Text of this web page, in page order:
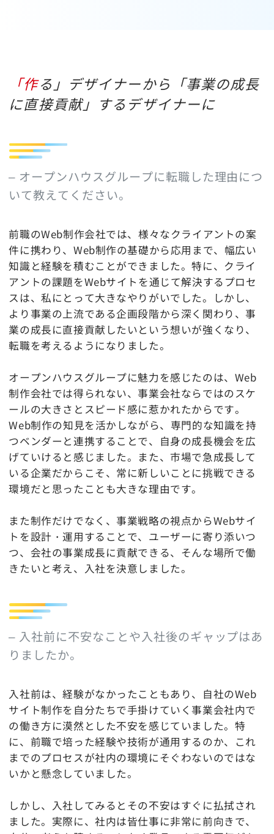
「作る」デザイナーから「事業の成長
に直接貢献」するデザイナーに
– オープンハウスグループに転職した理由につ
いて教えてください。
前職のWeb制作会社では、様々なクライアントの案
件に携わり、Web制作の基礎から応用まで、幅広い
知識と経験を積むことができました。特に、クライ
アントの課題をWebサイトを通じて解決するプロセ
スは、私にとって大きなやりがいでした。しかし、
より事業の上流である企画段階から深く関わり、事
業の成長に直接貢献したいという想いが強くなり、
転職を考えるようになりました。
オープンハウスグループに魅力を感じたのは、Web
制作会社では得られない、事業会社ならではのスケ
ールの大きさとスピード感に惹かれたからです。
Web制作の知見を活かしながら、専門的な知識を持
つベンダーと連携することで、自身の成長機会を広
げていけると感じました。また、市場で急成長して
いる企業だからこそ、常に新しいことに挑戦できる
環境だと思ったことも大きな理由です。
また制作だけでなく、事業戦略の視点からWebサイ
トを設計・運用することで、ユーザーに寄り添いつ
つ、会社の事業成長に貢献できる、そんな場所で働
きたいと考え、入社を決意しました。
– 入社前に不安なことや入社後のギャップはあ
りましたか。
入社前は、経験がなかったこともあり、自社のWeb
サイト制作を自分たちで手掛けていく事業会社内で
の働き方に漠然とした不安を感じていました。特
に、前職で培った経験や技術が通用するのか、これ
までのプロセスが社内の環境にそぐわないのではな
いかと懸念していました。
しかし、入社してみるとその不安はすぐに払拭され
ました。実際に、社内は皆仕事に非常に前向きで、